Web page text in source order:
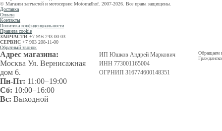
© Магазин запчастей и мотосервис Motorradhof. 2007-2026. Все права защищены.
Доставка
Оплата
Контакты
Политика конфиденциальности
Правила cookie
ЗАПЧАСТИ +7 916 243-00-03
СЕРВИС +7 903 208-11-00
Обратный звонок
Адрес магазина:
Москва Ул. Вернисажная
дом 6.
Пн-Пт: 11:00−19:00
Сб: 10:00−16:00
Вс: Выходной
ИП Юшков Андрей Маркович
ИНН 773001165004
ОГРНИП 316774600148351
Обращаем